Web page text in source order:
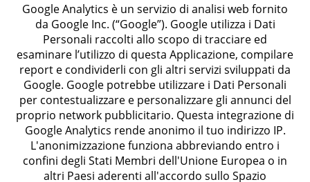
Google Analytics è un servizio di analisi web fornito
da Google Inc. (“Google”). Google utilizza i Dati
Personali raccolti allo scopo di tracciare ed
esaminare l’utilizzo di questa Applicazione, compilare
report e condividerli con gli altri servizi sviluppati da
Google. Google potrebbe utilizzare i Dati Personali
per contestualizzare e personalizzare gli annunci del
proprio network pubblicitario. Questa integrazione di
Google Analytics rende anonimo il tuo indirizzo IP.
L'anonimizzazione funziona abbreviando entro i
confini degli Stati Membri dell'Unione Europea o in
altri Paesi aderenti all'accordo sullo Spazio